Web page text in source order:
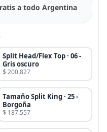
a todo Argentina
Split Head/Flex Top · 06 -
Gris oscuro
$ 200.827
Tamaño Split King · 25 -
Borgoña
$ 187.557